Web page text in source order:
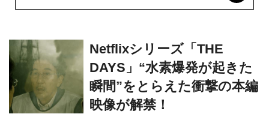
Netflixシリーズ「THE
DAYS」“水素爆発が起きた
瞬間”をとらえた衝撃の本編
映像が解禁！